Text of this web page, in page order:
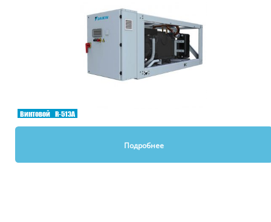
Винтовой R-513A
Подробнее